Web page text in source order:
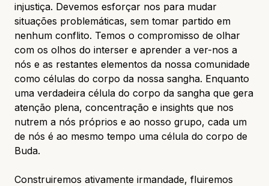
injustiça. Devemos esforçar nos para mudar
situações problemáticas, sem tomar partido em
nenhum conflito. Temos o compromisso de olhar
com os olhos do interser e aprender a ver-nos a
nós e as restantes elementos da nossa comunidade
como células do corpo da nossa sangha. Enquanto
uma verdadeira célula do corpo da sangha que gera
atenção plena, concentração e insights que nos
nutrem a nós próprios e ao nosso grupo, cada um
de nós é ao mesmo tempo uma célula do corpo de
Buda.
Construiremos ativamente irmandade, fluiremos